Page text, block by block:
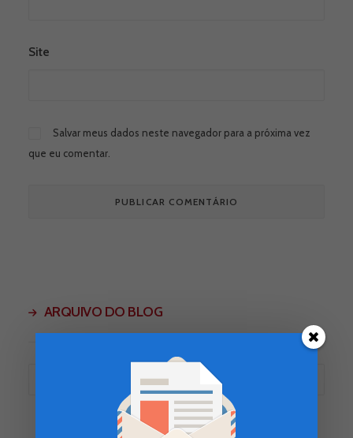
Site
Salvar meus dados neste navegador para a próxima vez
que eu comentar.
ARQUIVO DO BLOG